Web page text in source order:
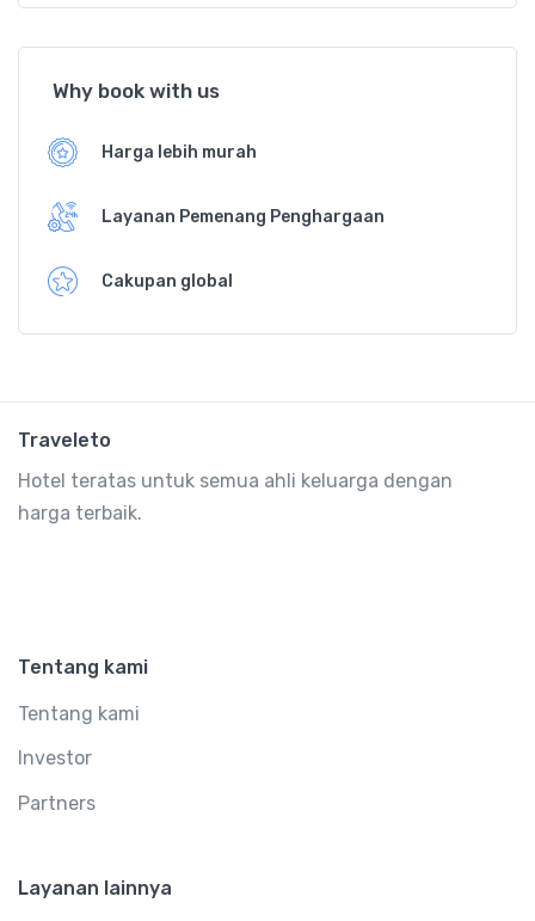
Why book with us
Harga lebih murah
Layanan Pemenang Penghargaan
Cakupan global
Traveleto
Hotel teratas untuk semua ahli keluarga dengan
harga terbaik.
Tentang kami
Tentang kami
Investor
Partners
Layanan lainnya